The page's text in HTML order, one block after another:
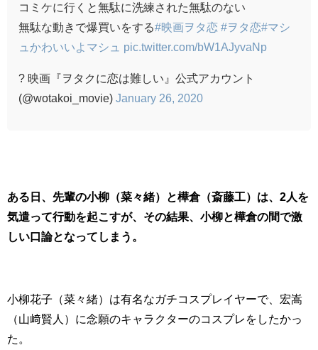
コミケに行くと無駄に洗練された無駄のない
無駄な動きで爆買いをする#映画ヲタ恋 #ヲタ恋#マシ
ュかわいいよマシュ
pic.twitter.com/bW1AJyvaNp
? 映画『ヲタクに恋は難しい』公式アカウント
(@wotakoi_movie) January 26, 2020
ある日、先輩の小柳（菜々緒）と樺倉（斎藤工）は、2人を
気遣って行動を起こすが、その結果、小柳と樺倉の間で激
しい口論となってしまう。
小柳花子（菜々緒）は有名なガチコスプレイヤーで、宏嵩
（山﨑賢人）に念願のキャラクターのコスプレをしたかっ
た。